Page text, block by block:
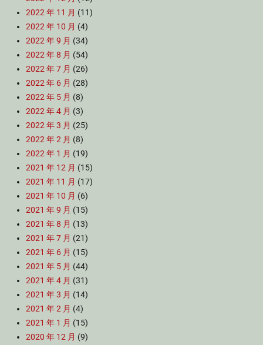
2022 年 11 月 (11)
2022 年 10 月 (4)
2022 年 9 月 (34)
2022 年 8 月 (54)
2022 年 7 月 (26)
2022 年 6 月 (28)
2022 年 5 月 (8)
2022 年 4 月 (3)
2022 年 3 月 (25)
2022 年 2 月 (8)
2022 年 1 月 (19)
2021 年 12 月 (15)
2021 年 11 月 (17)
2021 年 10 月 (6)
2021 年 9 月 (15)
2021 年 8 月 (13)
2021 年 7 月 (21)
2021 年 6 月 (15)
2021 年 5 月 (44)
2021 年 4 月 (31)
2021 年 3 月 (14)
2021 年 2 月 (4)
2021 年 1 月 (15)
2020 年 12 月 (9)